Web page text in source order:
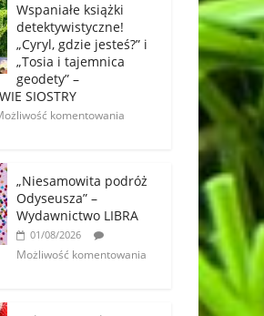
Wspaniałe książki
detektywistyczne!
„Cyryl, gdzie jesteś?” i
„Tosia i tajemnica
geodety” –
SIOSTRY
komentowania
„Niesamowita podróż
Odyseusza” –
Wydawnictwo LIBRA
01/08/2026
Możliwość komentowania